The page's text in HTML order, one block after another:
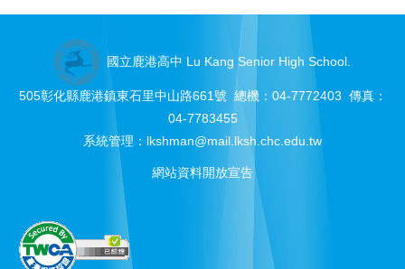
國立鹿港高中 Lu Kang Senior High School.
505彰化縣鹿港鎮東石里中山路661號 總機：04-7772403 傳真：
04-7783455
系統管理： lkshman@mail.lksh.chc.edu.tw
網站資料開放宣告